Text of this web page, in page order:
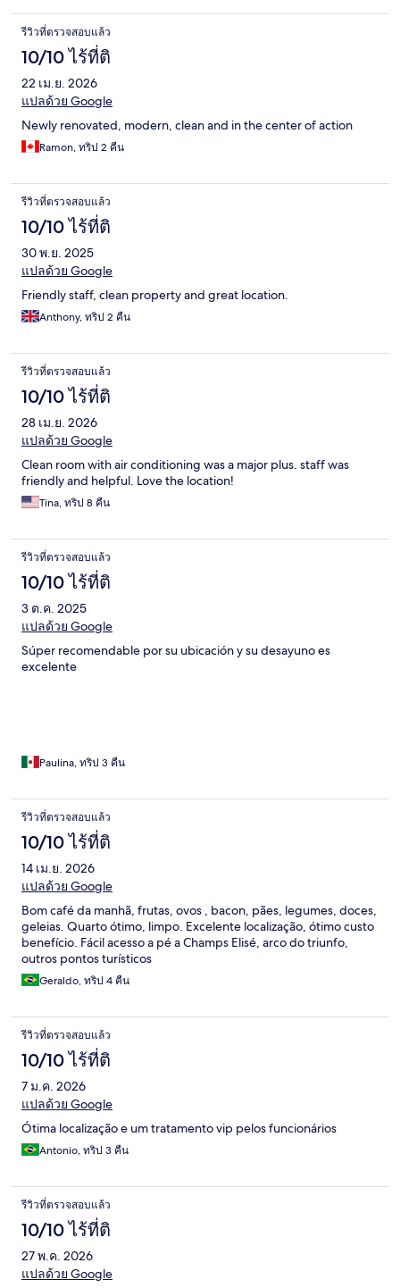
รีวิวที่ตรวจสอบแล้ว
10/10 ไร้ที่ติ
22 เม.ย. 2026
แปลด้วย Google
Newly renovated, modern, clean and in the center of action
Ramon, ทริป 2 คืน
รีวิวที่ตรวจสอบแล้ว
10/10 ไร้ที่ติ
30 พ.ย. 2025
แปลด้วย Google
Friendly staff, clean property and great location.
Anthony, ทริป 2 คืน
รีวิวที่ตรวจสอบแล้ว
10/10 ไร้ที่ติ
28 เม.ย. 2026
แปลด้วย Google
Clean room with air conditioning was a major plus. staff was
friendly and helpful. Love the location!
Tina, ทริป 8 คืน
รีวิวที่ตรวจสอบแล้ว
10/10 ไร้ที่ติ
3 ต.ค. 2025
แปลด้วย Google
Súper recomendable por su ubicación y su desayuno es
excelente
Paulina, ทริป 3 คืน
รีวิวที่ตรวจสอบแล้ว
10/10 ไร้ที่ติ
14 เม.ย. 2026
แปลด้วย Google
Bom café da manhã, frutas, ovos , bacon, pães, legumes, doces,
geleias. Quarto ótimo, limpo. Excelente localização, ótimo custo
benefício. Fácil acesso a pé a Champs Elisé, arco do triunfo,
outros pontos turísticos
Geraldo, ทริป 4 คืน
รีวิวที่ตรวจสอบแล้ว
10/10 ไร้ที่ติ
7 ม.ค. 2026
แปลด้วย Google
Ótima localização e um tratamento vip pelos funcionários
Antonio, ทริป 3 คืน
รีวิวที่ตรวจสอบแล้ว
10/10 ไร้ที่ติ
27 พ.ค. 2026
แปลด้วย Google